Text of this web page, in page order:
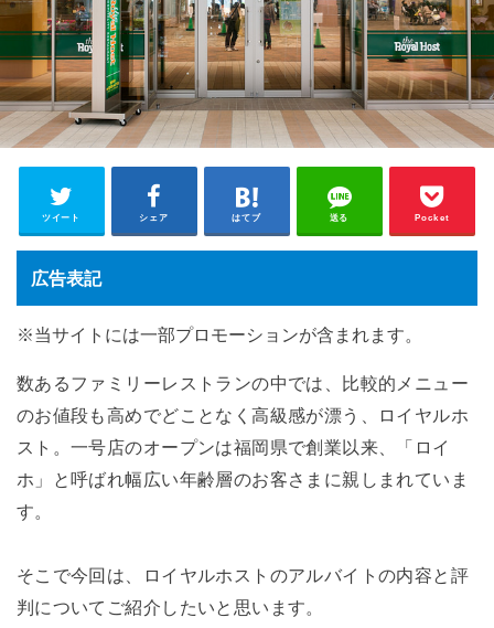
ツイート シェア はてブ 送る Pocket
広告表記
※当サイトには一部プロモーションが含まれます。
数あるファミリーレストランの中では、比較的メニュー
のお値段も高めでどことなく高級感が漂う、ロイヤルホ
スト。一号店のオープンは福岡県で創業以来、「ロイ
ホ」と呼ばれ幅広い年齢層のお客さまに親しまれていま
す。
そこで今回は、ロイヤルホストのアルバイトの内容と評
判についてご紹介したいと思います。